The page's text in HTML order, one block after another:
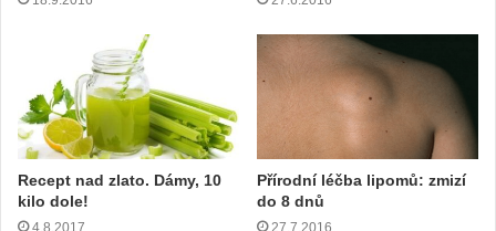
rakovina Srdce
tuk
Zuzana